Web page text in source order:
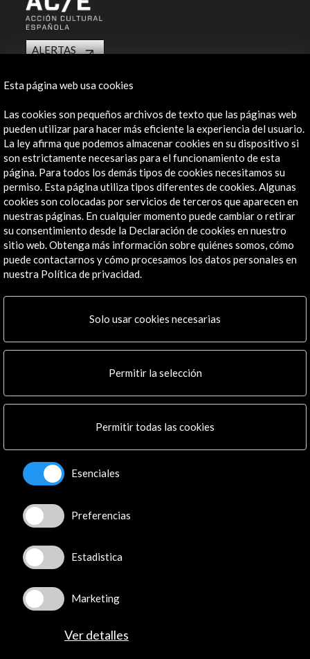
ALERTAS
Contacta
info@accioncultural.es
+34 91 700 4000
José Abascal, 4 - 4º
28003 Madrid, España
Canales de contacto
Explora
Institucional
Residencias
Multimedia
Boletín digital
Logo y crédito a AC/E
Conecta
X (Twitter)
Instagram
LinkedIn
Youtube
Flickr
TikTok
Esta página web usa cookies
Las cookies son pequeños archivos de texto que las páginas web
pueden utilizar para hacer más eficiente la experiencia del usuario.
La ley afirma que podemos almacenar cookies en su dispositivo si
son estrictamente necesarias para el funcionamiento de esta
página. Para todos los demás tipos de cookies necesitamos su
permiso. Esta página utiliza tipos diferentes de cookies. Algunas
cookies son colocadas por servicios de terceros que aparecen en
nuestras páginas. En cualquier momento puede cambiar o retirar
su consentimiento desde la Declaración de cookies en nuestro
sitio web. Obtenga más información sobre quiénes somos, cómo
puede contactarnos y cómo procesamos los datos personales en
nuestra Política de privacidad.
Solo usar cookies necesarias
Permitir la selección
Permitir todas las cookies
Esenciales
Preferencias
Estadistica
Marketing
Ver detalles